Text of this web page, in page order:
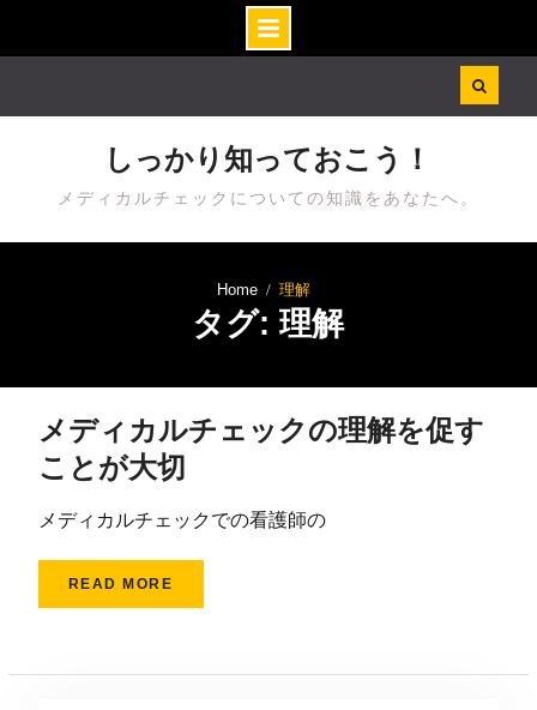
しっかり知っておこう！
メディカルチェックについての知識をあなたへ。
Home 理解
タグ: 理解
メディカルチェックの理解を促す
ことが大切
メディカルチェックでの看護師の
READ MORE